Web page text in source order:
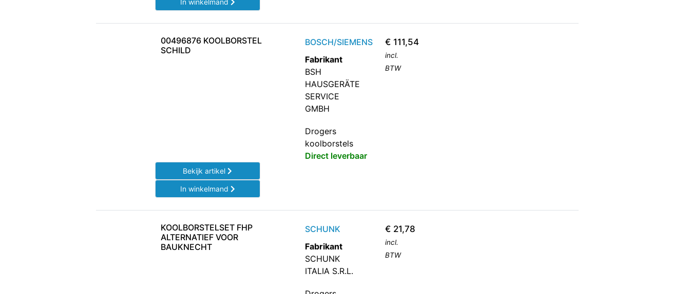
In winkelmand
00496876 KOOLBORSTEL
SCHILD
BOSCH/SIEMENS
Fabrikant
BSH
HAUSGERÄTE
SERVICE
GMBH
Drogers
koolborstels
Direct leverbaar
€ 111,54
incl.
BTW
Bekijk artikel
In winkelmand
KOOLBORSTELSET FHP
ALTERNATIEF VOOR
BAUKNECHT
SCHUNK
Fabrikant
SCHUNK
ITALIA S.R.L.
€ 21,78
incl.
BTW